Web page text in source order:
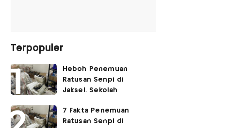
Terpopuler
Heboh Penemuan
Ratusan Senpi di
Jaksel, Sekolah
Kegiatan Eskul
Menembak
7 Fakta Penemuan
Ratusan Senpi di